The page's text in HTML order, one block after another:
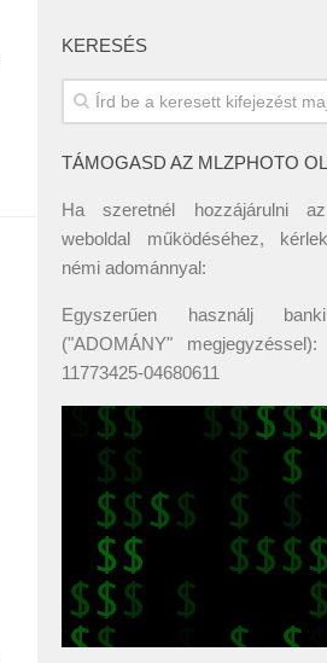
KERESÉS
TÁMOGASD AZ MLZPHOTO
Ha szeretnél hozzájárulni
weboldal működéséhez,
némi adománnyal:
Egyszerűen használj
("ADOMÁNY"
11773425-04680611